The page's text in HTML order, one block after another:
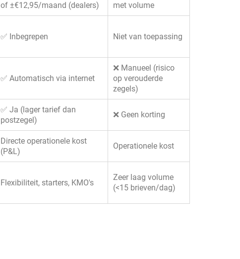
of ±€12,95/maand (dealers)
met volume
✅ Inbegrepen Niet van toepassing
✅ Automatisch via internet
❌ Manueel (risico
op verouderde
zegels)
✅ Ja (lager tarief dan
postzegel)
❌ Geen korting
Directe operationele kost
(P&L)
Operationele kost
Flexibiliteit, starters, KMO's
Zeer laag volume
(<15 brieven/dag)